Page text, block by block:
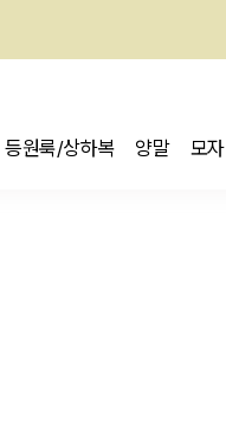
등원룩/상하복 양말 모자